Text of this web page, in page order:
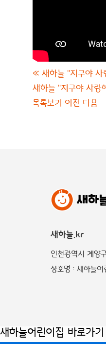
« 새하늘 "지구야
새하늘 "지구야 사랑
목록보기 이전 다음
새하늘.kr
인천광역시 계양
상호명 : 새하늘어
새하늘어린이집 바로가기